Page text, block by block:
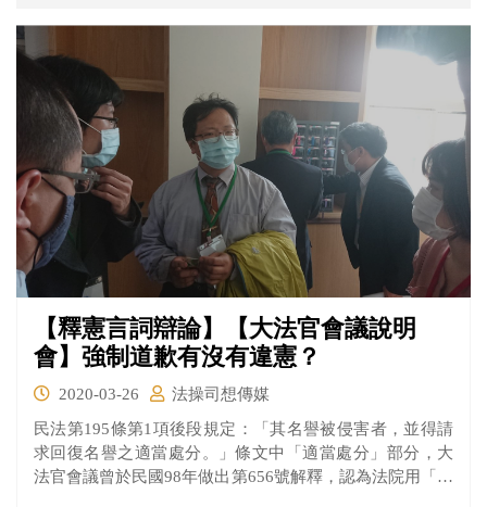
【釋憲言詞辯論】【大法官會議說明
會】強制道歉有沒有違憲？
2020-03-26
法操司想傳媒
民法第195條第1項後段規定：「其名譽被侵害者，並得請
求回復名譽之適當處分。」條文中「適當處分」部分，大
法官會議曾於民國98年做出第656號解釋，認為法院用「判